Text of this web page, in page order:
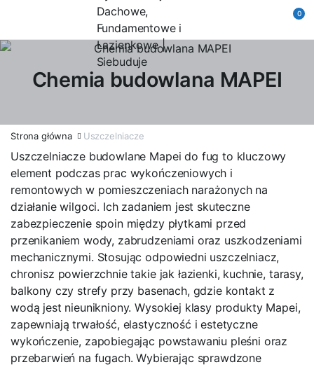
0
Chemia budowlana MAPEI
Strona główna Uszczelniacze
Uszczelniacze budowlane Mapei do fug to kluczowy
element podczas prac wykończeniowych i
remontowych w pomieszczeniach narażonych na
działanie wilgoci. Ich zadaniem jest skuteczne
zabezpieczenie spoin między płytkami przed
przenikaniem wody, zabrudzeniami oraz uszkodzeniami
mechanicznymi. Stosując odpowiedni uszczelniacz,
chronisz powierzchnie takie jak łazienki, kuchnie, tarasy,
balkony czy strefy przy basenach, gdzie kontakt z
wodą jest nieunikniony. Wysokiej klasy produkty Mapei,
zapewniają trwałość, elastyczność i estetyczne
wykończenie, zapobiegając powstawaniu pleśni oraz
przebarwień na fugach. Wybierając sprawdzone